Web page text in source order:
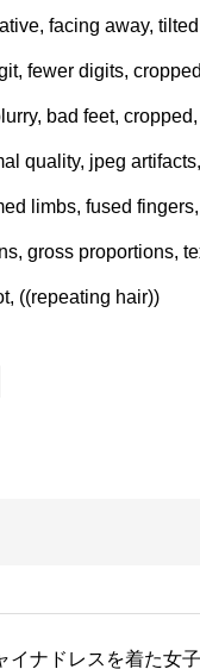
facing away,
fewer digits,
bad feet,
quality, jpeg
limbs, fused
gross proportions,
((repeating hair))
イナドレスを着た女